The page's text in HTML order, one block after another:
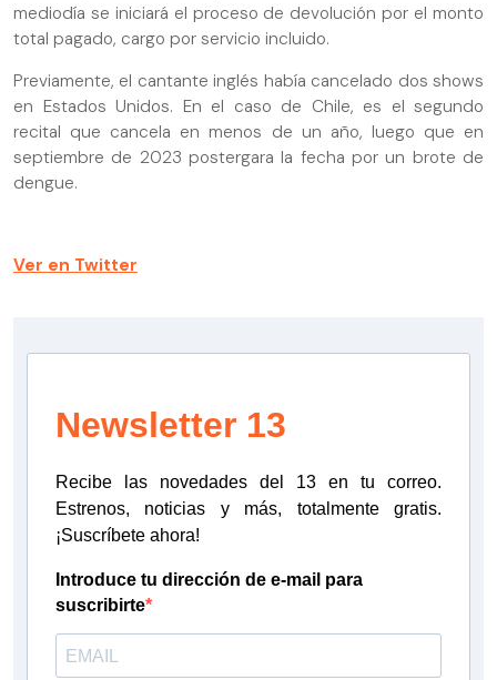
mediodía se iniciará el proceso de devolución por el monto
total pagado, cargo por servicio incluido.
Previamente, el cantante inglés había cancelado dos shows
en Estados Unidos. En el caso de Chile, es el segundo
recital que cancela en menos de un año, luego que en
septiembre de 2023 postergara la fecha por un brote de
dengue.
Ver en Twitter
Newsletter 13
Recibe las novedades del 13 en tu correo.
Estrenos, noticias y más, totalmente gratis.
¡Suscríbete ahora!
Introduce tu dirección de e-mail para
suscribirte